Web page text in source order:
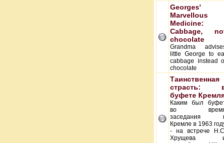
Georges'
Marvellous
Medicine:
Cabbage,
chocolate
Grandma
little George to
cabbage instead
chocolate
Таинственная
страсть:
буфете
Каким был
во
заседания
Кремле в 1963
- на встрече
Хрущева